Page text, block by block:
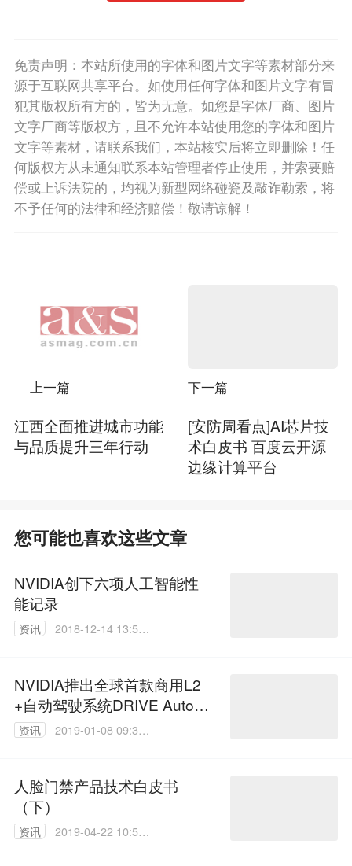
免责声明：本站所使用的字体和图片文字等素材部分来
源于互联网共享平台。如使用任何字体和图片文字有冒
犯其版权所有方的，皆为无意。如您是字体厂商、图片
文字厂商等版权方，且不允许本站使用您的字体和图片
文字等素材，请联系我们，本站核实后将立即删除！任
何版权方从未通知联系本站管理者停止使用，并索要赔
偿或上诉法院的，均视为新型网络碰瓷及敲诈勒索，将
不予任何的法律和经济赔偿！敬请谅解！
上一篇
江西全面推进城市功能
与品质提升三年行动
下一篇
[安防周看点]AI芯片技
术白皮书 百度云开源
边缘计算平台
您可能也喜欢这些文章
NVIDIA创下六项人工智能性
能记录
资讯
2018-12-14 13:51:
NVIDIA推出全球首款商用L2
+自动驾驶系统DRIVE AutoPil
ot资讯
2019-01-08 09:31:
人脸门禁产品技术白皮书
（下）
资讯
2019-04-22 10:51: